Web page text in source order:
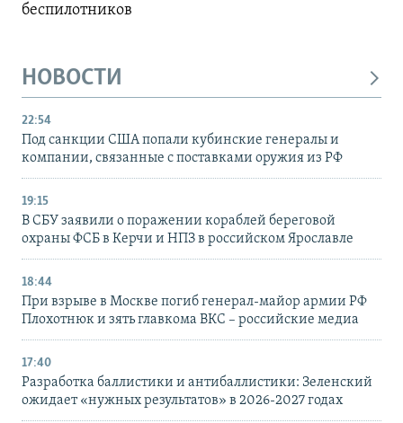
беспилотников
НОВОСТИ
22:54
Под санкции США попали кубинские генералы и
компании, связанные с поставками оружия из РФ
19:15
В СБУ заявили о поражении кораблей береговой
охраны ФСБ в Керчи и НПЗ в российском Ярославле
18:44
При взрыве в Москве погиб генерал-майор армии РФ
Плохотнюк и зять главкома ВКС – российские медиа
17:40
Разработка баллистики и антибаллистики: Зеленский
ожидает «нужных результатов» в 2026-2027 годах